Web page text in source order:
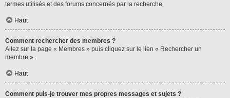
termes utilisés et des forums concernés par la recherche.
Haut
Comment rechercher des membres ?
Allez sur la page « Membres » puis cliquez sur le lien « Rechercher un
membre ».
Haut
Comment puis-je trouver mes propres messages et sujets ?